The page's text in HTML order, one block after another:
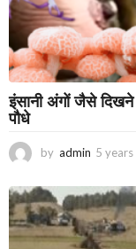
इंसानी अंगों जैसे
पौधे
by admin 5 years